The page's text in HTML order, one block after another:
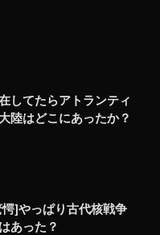
してたらアトランティ
陸はどこにあったか？
愕]やっぱり古代核戦争
あった？